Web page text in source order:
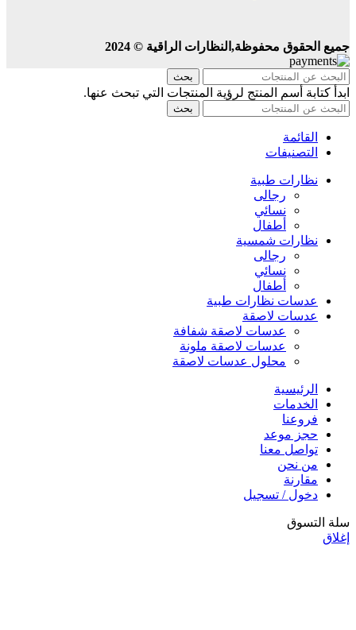
جميع الحقوق محفوظة,النظارات الراقية © 2024
بحث
ابدأ كتابة أسم المنتج لرؤية المنتجات التي تبحث عنها.
بحث
القائمة
التصنيفات
نظارات طبية
رجالى
نسائي
أطفال
نظارات شمسية
رجالى
نسائي
أطفال
عدسات نظارات طبية
عدسات لاصقة
عدسات لاصقة شفافة
عدسات لاصقة ملونة
محلول عدسات لاصقة
الرئيسية
الخدمات
فروعنا
حجز موعد
تواصل معنا
من نحن
مقارنة
دخول / تسجيل
سلة التسوق
إغلاق